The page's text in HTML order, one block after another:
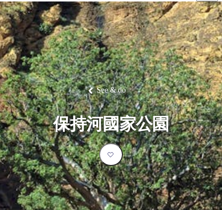
主
目
錄
必
訪
景
點
最
受
歡
迎
目
的
地
達
爾
文
愛
麗
斯
泉
烏
魯
魯
卡
卡
杜
國
家
公
園
李
治
菲
特
國
家
公
園
瓦
塔
卡
國
家
公
園
提
維
群
島
東
阿
納
姆
地
馬
塔
蘭
卡
溫
泉
池
尼
特
米
魯
克
國
家
公
園
卡
魯
卡
魯
/
魔
鬼
大
理
石
保
護
區
馬
古
克
瀑
布
茨
奧
里
查
/
西
麥
克
唐
納
國
家
公
園
必
玩
體
驗
旅
客
類
型
住
民
文
化
體
驗
美
食
攻
略
節
慶
與
活
動
戶
外
和
探
險
自
然
和
野
生
動
植
物
歷
史
與
文
物
釣
魚
豪
華
旅
游
露
營
和
豪
華
野
營
自
駕
遊
規
劃
和
預
訂
住
宿
導
覽
團
租
車
和
交
通
工
具
See & do
保持河國家公園